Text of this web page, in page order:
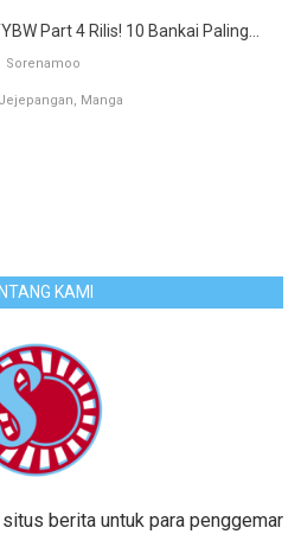
Part 4 Rilis! 10 Bankai Paling...
Sorenamoo
Jejepangan Manga
KAMI
berita untuk para penggemar